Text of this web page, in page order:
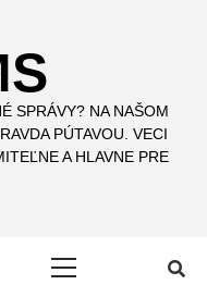
SPRÁVY? NA NAŠOM
PÚTAVOU. VECI
A HLAVNE PRE